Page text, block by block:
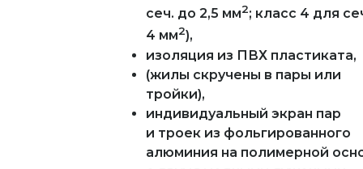
сеч. до 2,5 мм2; класс 4 для
4 мм2),
изоляция из ПВХ пластиката,
(жилы скручены в пары или
тройки),
индивидуальный экран пар
и троек из фольгированного
алюминия на полимерной